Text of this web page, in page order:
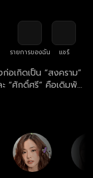
รายการของฉัน
แชร์
อเกิดเป็น “สงคราม”
“ศักดิ์ศรี” คือเดิมพัน
งเว็บไซต์และแอปฯ